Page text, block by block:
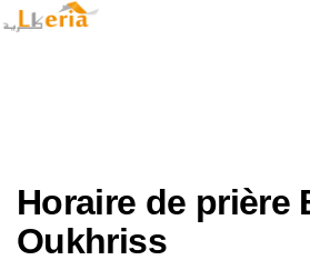
Horaire de prière
Oukhriss